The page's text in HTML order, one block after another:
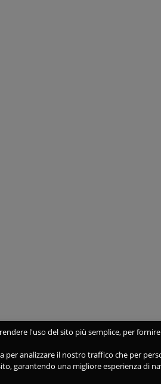
l'uso del sito più semplice, per
analizzare il nostro traffico che per
garantendo una migliore esperienza di